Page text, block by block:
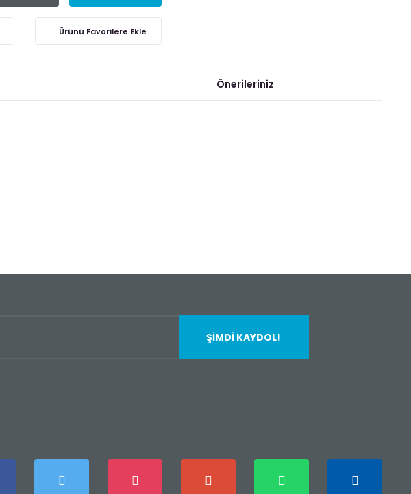
Önerileriniz
ŞİMDİ KAYDOL!